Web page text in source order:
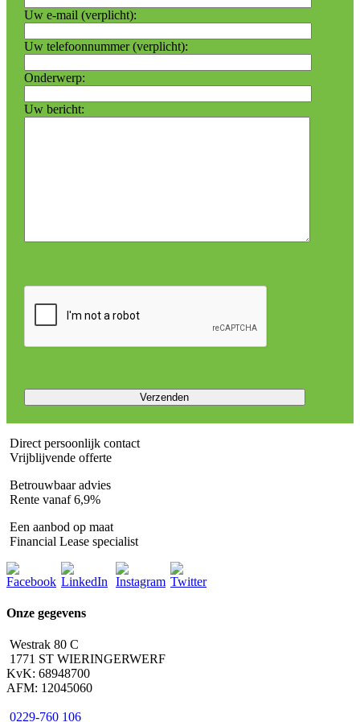
Uw e-mail (verplicht):
Uw telefoonnummer (verplicht):
Onderwerp:
Uw bericht:
Direct persoonlijk contact
Vrijblijvende offerte
Betrouwbaar advies
Rente vanaf 6,9%
Een aanbod op maat
Financial Lease specialist
Onze gegevens
Westrak 80 C
1771 ST WIERINGERWERF
KvK: 68948700
AFM: 12045060
0229-760 106